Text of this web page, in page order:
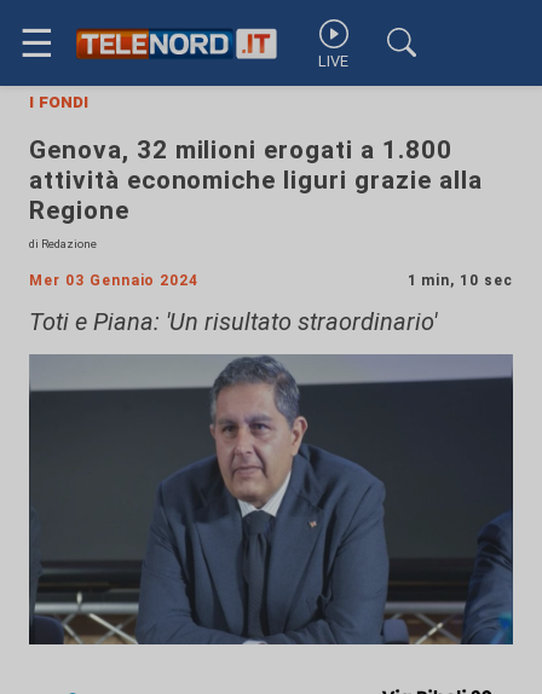
☰ LIVE
i fondi
Genova, 32 milioni erogati a 1.800
attività economiche liguri grazie alla
Regione
di Redazione
Mer 03 Gennaio 2024 1 min, 10 sec
Toti e Piana: 'Un risultato straordinario'